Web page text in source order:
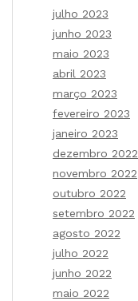
julho 2023
junho 2023
maio 2023
abril 2023
março 2023
fevereiro 2023
janeiro 2023
dezembro 2022
novembro 2022
outubro 2022
setembro 2022
agosto 2022
julho 2022
junho 2022
maio 2022